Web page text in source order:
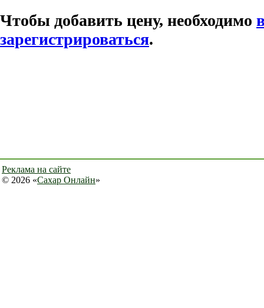
Чтобы добавить цену, необходимо
зарегистрироваться.
Реклама на сайте
© 2026 «Сахар Онлайн»